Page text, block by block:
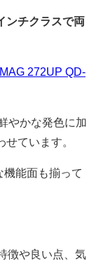
ンチクラスで両
MAG 272UP QD-
やかな発色に加
ています。
能面も揃って
徴や良い点、気